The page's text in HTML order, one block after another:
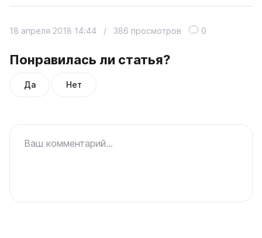
Понравилась ли статья?
Да Нет
18 апреля 2018 14:44 / 386 просмотров 0
Ваш комментарий...